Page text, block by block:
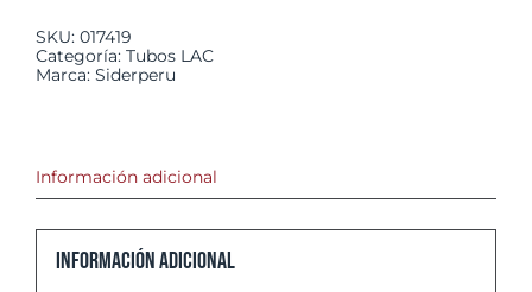
SKU: 017419
Categoría: Tubos LAC
Marca: Siderperu
Información adicional
Información adicional